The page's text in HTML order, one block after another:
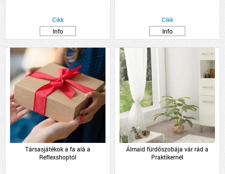
Cikk
Info
Cikk
Info
Társasjátékok a fa alá a
Reflexshoptól
Álmaid fürdőszobája vár rád a
Praktikernél